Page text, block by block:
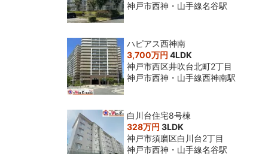
神戸市西神・山手線名谷駅
ハピアス西神南
3,700万円 4LDK
神戸市西区井吹台北町2丁目
神戸市西神・山手線西神南駅
白川台住宅8号棟
328万円 3LDK
神戸市須磨区白川台2丁目
神戸市西神・山手線名谷駅